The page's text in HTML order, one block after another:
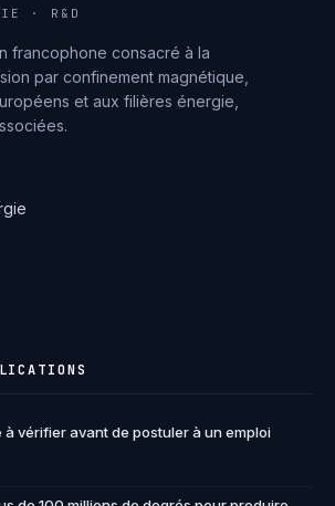
· R&D
francophone consacré à la
par confinement magnétique,
et aux filières énergie,
à vérifier avant de postuler à un emploi